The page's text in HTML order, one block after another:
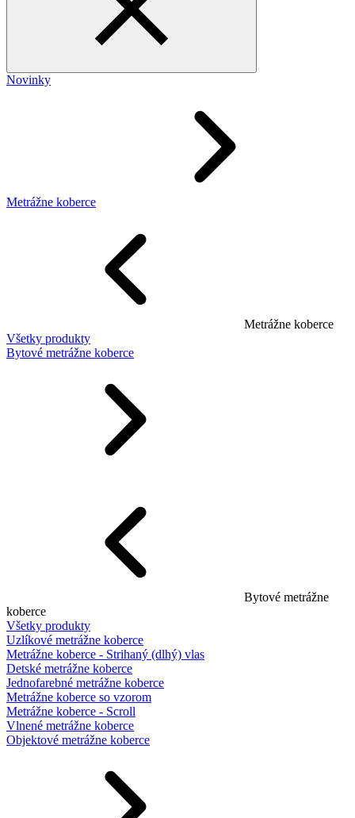
Novinky
Metrážne koberce
Metrážne koberce
Všetky produkty
Bytové metrážne koberce
Bytové metrážne
koberce
Všetky produkty
Uzlíkové metrážne koberce
Metrážne koberce - Strihaný (dlhý) vlas
Detské metrážne koberce
Jednofarebné metrážne koberce
Metrážne koberce so vzorom
Metrážne koberce - Scroll
Vlnené metrážne koberce
Objektové metrážne koberce